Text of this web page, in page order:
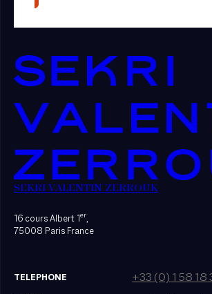
SEKRI VALENTIN ZERROUK
16 cours Albert 1er,
75008 Paris France
TELEPHONE +33 (0) 1 58 18